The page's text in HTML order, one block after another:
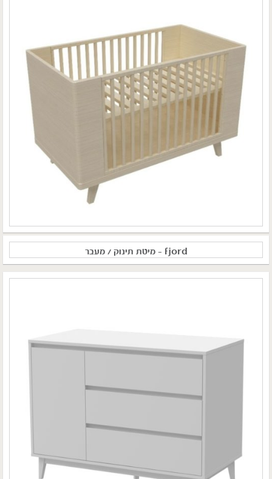
fjord – מיטת תינוק / מעבר